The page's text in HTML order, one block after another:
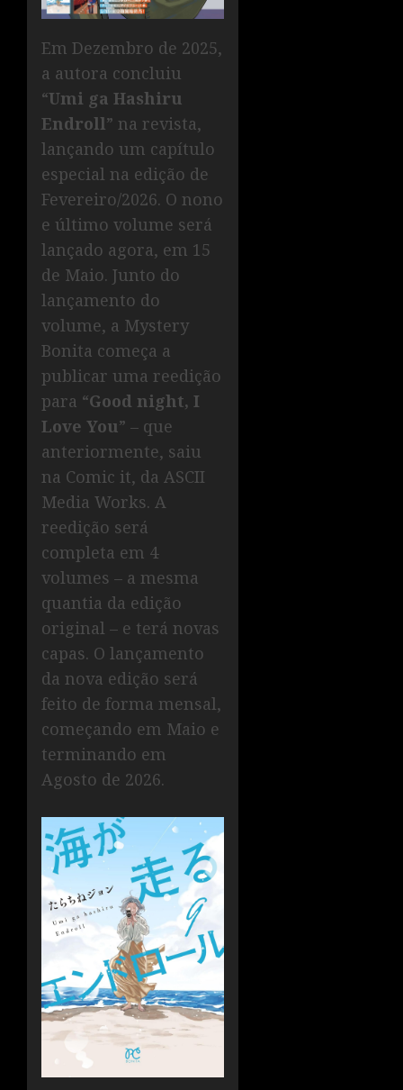
Em Dezembro de 2025,
a autora concluiu
“Umi ga Hashiru
Endroll” na revista,
lançando um capítulo
especial na edição de
Fevereiro/2026. O nono
e último volume será
lançado agora, em 15
de Maio. Junto do
lançamento do
volume, a Mystery
Bonita começa a
publicar uma reedição
para “Good night, I
Love You” – que
anteriormente, saiu
na Comic it, da ASCII
Media Works. A
reedição será
completa em 4
volumes – a mesma
quantia da edição
original – e terá novas
capas. O lançamento
da nova edição será
feito de forma mensal,
começando em Maio e
terminando em
Agosto de 2026.